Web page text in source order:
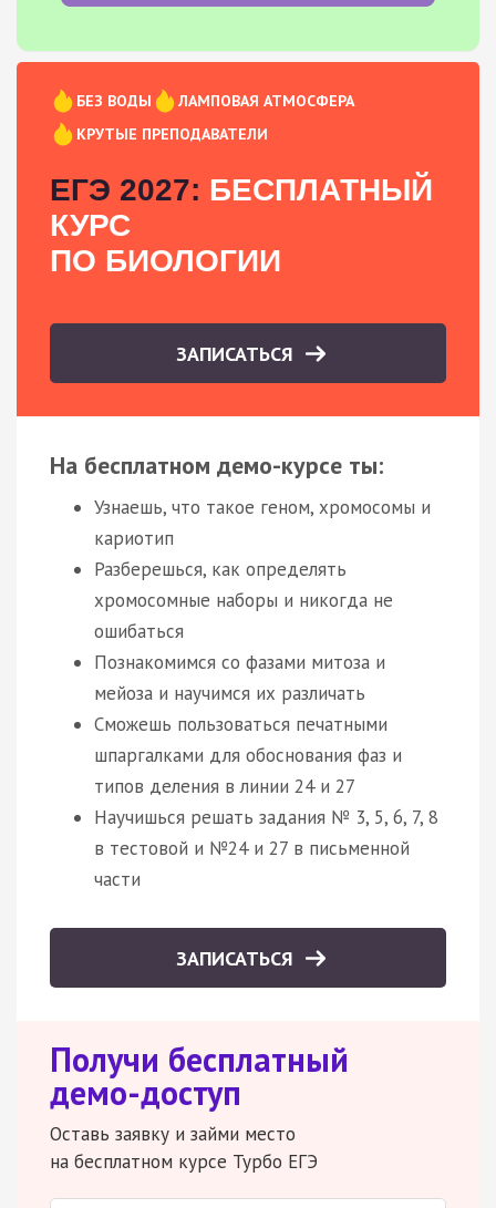
БЕЗ ВОДЫ
ЛАМПОВАЯ АТМОСФЕРА
КРУТЫЕ ПРЕПОДАВАТЕЛИ
ЕГЭ 2027: БЕСПЛАТНЫЙ
КУРС
ПО БИОЛОГИИ
ЗАПИСАТЬСЯ
На бесплатном демо-курсе ты:
Узнаешь, что такое геном, хромосомы и
кариотип
Разберешься, как определять
хромосомные наборы и никогда не
ошибаться
Познакомимся со фазами митоза и
мейоза и научимся их различать
Сможешь пользоваться печатными
шпаргалками для обоснования фаз и
типов деления в линии 24 и 27
Научишься решать задания № 3, 5, 6, 7, 8
в тестовой и №24 и 27 в письменной
части
ЗАПИСАТЬСЯ
Получи бесплатный
демо-доступ
Оставь заявку и займи место
на бесплатном курсе Турбо ЕГЭ